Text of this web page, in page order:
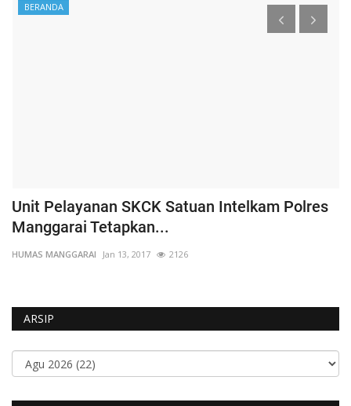
BERANDA
Unit Pelayanan SKCK Satuan Intelkam Polres
Manggarai Tetapkan...
HUMAS MANGGARAI Jan 13, 2017 2126
ARSIP